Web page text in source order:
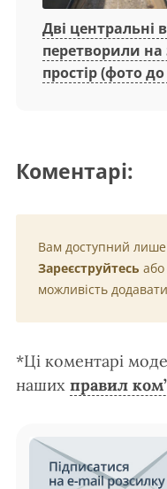
Дві центральні
перетворили
простір (фото до
Коментарі:
Вам доступний лише
Зареєструйтесь або
можливість
*Ці коментарі
наших правил